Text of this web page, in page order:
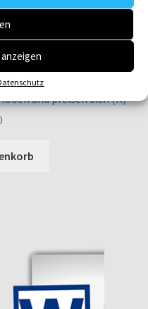
und preisen dich (K)